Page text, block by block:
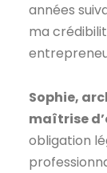
années
ma
Sophie,
maîtrise
obligation